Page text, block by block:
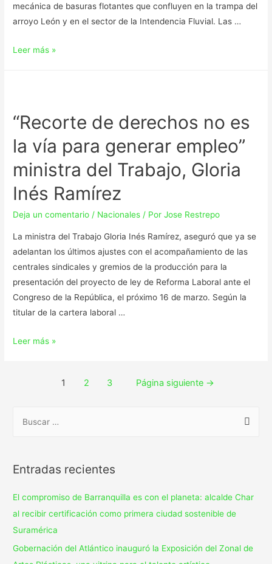
mecánica de basuras flotantes que confluyen en la trampa del
arroyo León y en el sector de la Intendencia Fluvial. Las …
Leer más »
“Recorte de derechos no es
la vía para generar empleo”
ministra del Trabajo, Gloria
Inés Ramírez
Deja un comentario / Nacionales / PorJose Restrepo
La ministra del Trabajo Gloria Inés Ramírez, aseguró que ya se
adelantan los últimos ajustes con el acompañamiento de las
centrales sindicales y gremios de la producción para la
presentación del proyecto de ley de Reforma Laboral ante el
Congreso de la República, el próximo 16 de marzo. Según la
titular de la cartera laboral …
Leer más »
1 2 3 Página siguiente →
Entradas recientes
El compromiso de Barranquilla es con el planeta: alcalde Char
al recibir certificación como primera ciudad sostenible de
Suramérica
Gobernación del Atlántico inauguró la Exposición del Zonal de